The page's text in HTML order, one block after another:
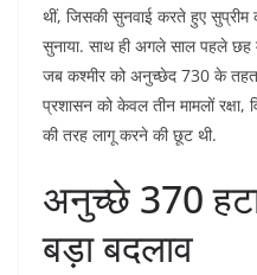
थीं, जिसकी सुनवाई करते हुए
सुनाया. साथ ही अगले साल पहले छह
जब कश्मीर को अनुच्छेद 730 के तहत
प्रशासन को केवल तीन मामलों रक्षा,
की तरह लागू करने की छूट थी.
अनुच्छे 370
बड़ा बदलाव